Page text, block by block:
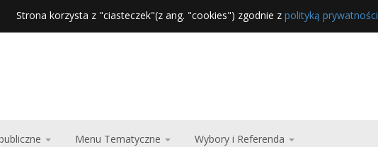
Strona korzysta z "ciasteczek"(z ang. "cookies") zgodnie z polityką prywatności
Menu Tematyczne Wybory i Referenda